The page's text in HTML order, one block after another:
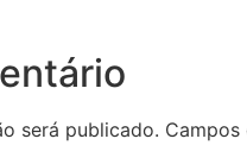
será publicado.